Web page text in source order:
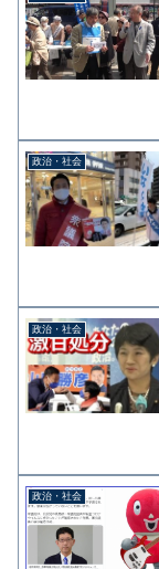
政治・社会
政治・社会
政治・社会